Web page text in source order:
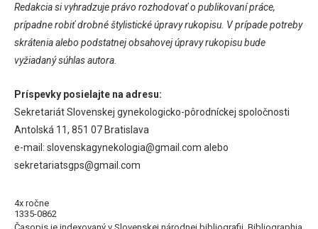
Redakcia si vyhradzuje právo rozhodovať o publikovaní práce,
prípadne robiť drobné štylistické úpravy rukopisu. V prípade potreby
skrátenia alebo podstatnej obsahovej úpravy rukopisu bude
vyžiadaný súhlas autora.
Príspevky posielajte na adresu:
Sekretariát Slovenskej gynekologicko-pôrodníckej spoločnosti
Antolská 11, 851 07 Bratislava
e-mail: slovenskagynekologia@gmail.com alebo
sekretariatsgps@gmail.com
4x ročne
1335-0862